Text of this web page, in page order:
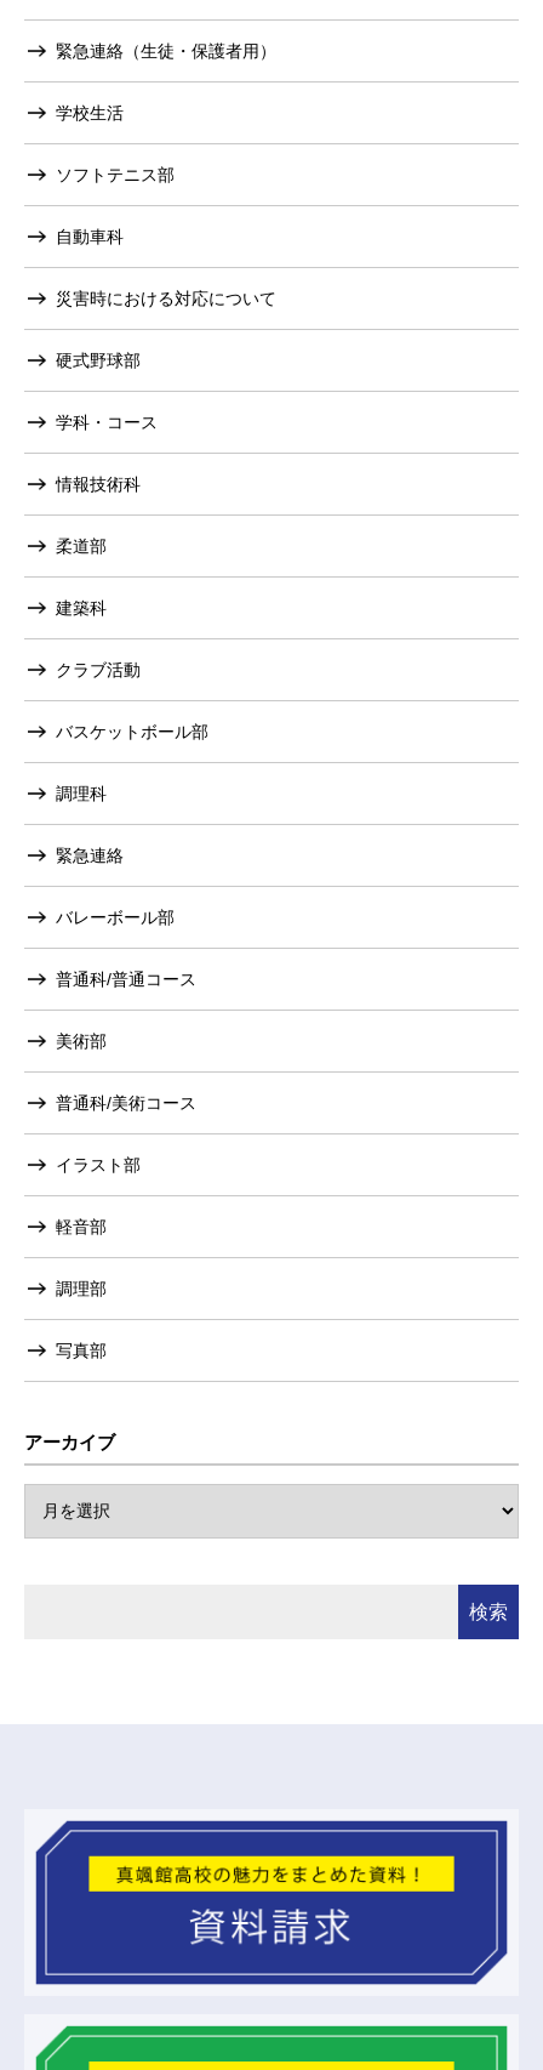
緊急連絡（生徒・保護者用）
学校生活
ソフトテニス部
自動車科
災害時における対応について
硬式野球部
学科・コース
情報技術科
柔道部
建築科
クラブ活動
バスケットボール部
調理科
緊急連絡
バレーボール部
普通科/普通コース
美術部
普通科/美術コース
イラスト部
軽音部
調理部
写真部
アーカイブ